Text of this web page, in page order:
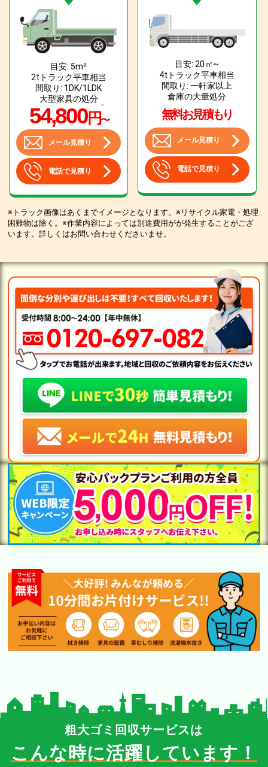
目安: 5m²
2tトラック平車相当
間取り: 1DK/1LDK
大型家具の処分
54,800円〜
メール見積り
電話で見積り
目安: 20㎡~
4tトラック平車相当
間取り: 一軒家以上
倉庫の大量処分
無料お見積もり
メール見積り
電話で見積り
※トラック画像はあくまでイメージとなります。※リサイクル家電・処理
困難物は除く。※作業内容によっては別途費用がが発生することがござ
います。詳しくはお問い合わせくださいませ。
0120-697-082
粗大ゴミ回収サービスは
こんな時に活躍しています！